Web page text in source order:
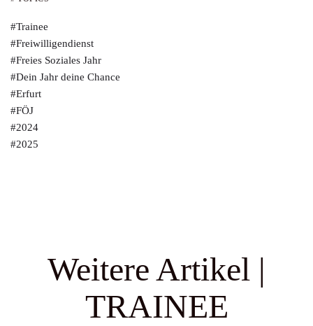
#Trainee
#Freiwilligendienst
#Freies Soziales Jahr
#Dein Jahr deine Chance
#Erfurt
#FÖJ
#2024
#2025
Weitere Artikel |
TRAINEE